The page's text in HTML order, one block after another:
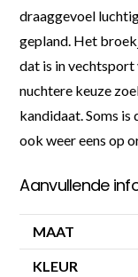
draaggevoel
gepland. Het
dat is in
nuchtere keuze
kandidaat. Soms is
ook weer eens op
Aanvullende
MAAT
KLEUR